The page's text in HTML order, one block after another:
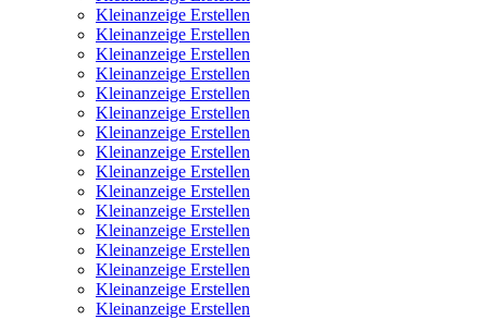
Kleinanzeige Erstellen
Kleinanzeige Erstellen
Kleinanzeige Erstellen
Kleinanzeige Erstellen
Kleinanzeige Erstellen
Kleinanzeige Erstellen
Kleinanzeige Erstellen
Kleinanzeige Erstellen
Kleinanzeige Erstellen
Kleinanzeige Erstellen
Kleinanzeige Erstellen
Kleinanzeige Erstellen
Kleinanzeige Erstellen
Kleinanzeige Erstellen
Kleinanzeige Erstellen
Kleinanzeige Erstellen